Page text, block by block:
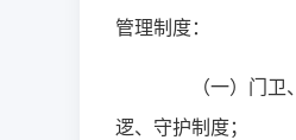
管理制度：
（一）门卫
逻、守护制度；